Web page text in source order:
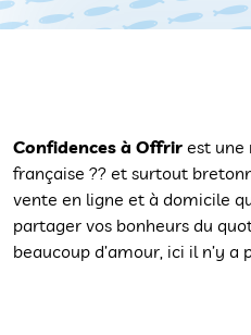
Confidences à Offrir est une
française ?? et surtout
vente en ligne et à domicile
partager vos bonheurs du
beaucoup d’amour, ici il n’y a